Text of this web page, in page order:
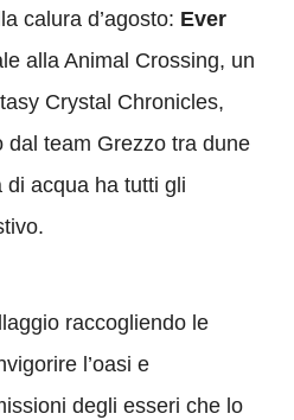
calura d’agosto: Ever
alla Animal Crossing, un
Crystal Chronicles,
dal team Grezzo tra dune
acqua ha tutti gli
raccogliendo le
l’oasi e
degli esseri che lo